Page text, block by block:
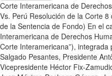
Corte Interamericana de
Vs. Perú Resolución de la Corte
de la Sentencia de Fondo) En el
Interamericana de Derechos
Corte Interamericana”),
Salgado Pesantes, Presidente
Vicepresidente Héctor Fix-